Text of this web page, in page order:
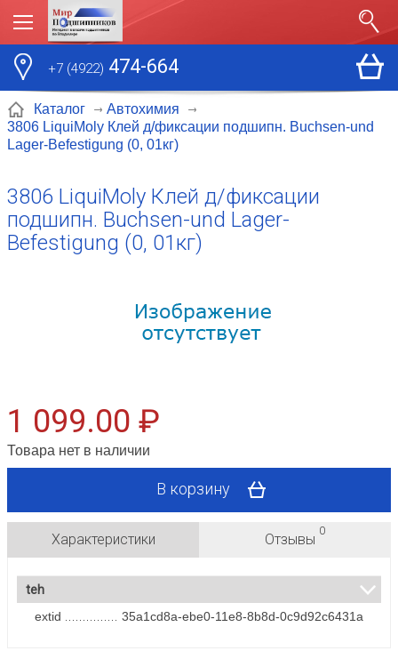
+7 (4922) 474-664
Каталог
Автохимия
3806 LiquiMoly Клей д/фиксации подшипн. Buchsen-und
Lager-Befestigung (0, 01кг)
3806 LiquiMoly Клей д/фиксации
подшипн. Buchsen-und Lager-
Befestigung (0, 01кг)
1 099.00 ₽
Товара нет в наличии
В корзину
Характеристики Отзывы
0
teh
extid
35a1cd8a-ebe0-11e8-8b8d-0c9d92c6431a